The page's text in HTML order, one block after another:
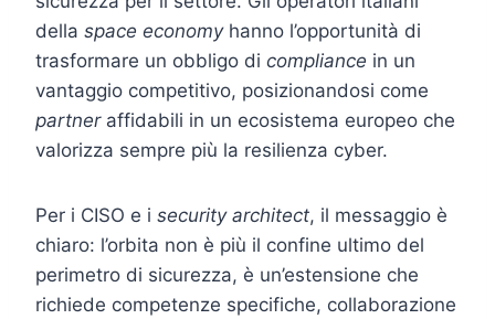
della space economyhanno l’opportunità di
trasformare un obbligo di compliance in un
vantaggio competitivo, posizionandosi come
partneraffidabili in un ecosistema europeo che
valorizza sempre più la resilienza cyber.
Per i CISO e i security architect, il messaggio è
chiaro: l’orbita non è più il confine ultimo del
perimetro di sicurezza, è un’estensione che
richiede competenze specifiche, collaborazione